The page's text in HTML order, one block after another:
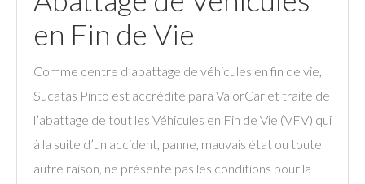
en Fin de Vie
Comme centre d’abattage de véhicules en fin de vie,
Sucatas Pinto est accrédité para ValorCar et traite de
l’abattage de tout les Véhicules en Fin de Vie (VFV) qui
à la suite d’un accident, panne, mauvais état ou toute
autre raison, ne présente pas les conditions pour la